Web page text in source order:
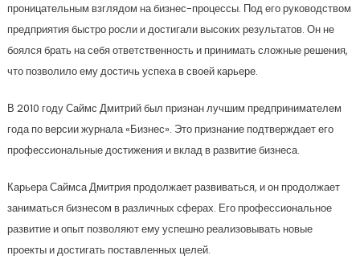
проницательным взглядом на бизнес-процессы. Под его руководством
предприятия быстро росли и достигали высоких результатов. Он не
боялся брать на себя ответственность и принимать сложные решения,
что позволило ему достичь успеха в своей карьере.
В 2010 году Саймс Дмитрий был признан лучшим предпринимателем
года по версии журнала «Бизнес». Это признание подтверждает его
профессиональные достижения и вклад в развитие бизнеса.
Карьера Саймса Дмитрия продолжает развиваться, и он продолжает
заниматься бизнесом в различных сферах. Его профессиональное
развитие и опыт позволяют ему успешно реализовывать новые
проекты и достигать поставленных целей.